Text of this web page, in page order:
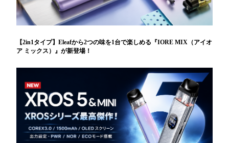
【2in1タイプ】Eleafから2つの味を1台で楽しめる『IORE MIX（アイオ
ア ミックス）』が新登場！